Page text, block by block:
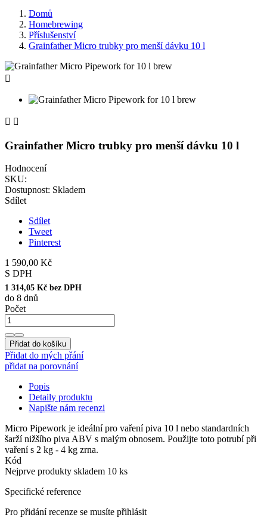
Domů
Homebrewing
Příslušenství
Grainfather Micro trubky pro menší dávku 10 l

 
Grainfather Micro trubky pro menší dávku 10 l
Hodnocení
SKU:
Dostupnost: Skladem
Sdílet
Sdílet
Tweet
Pinterest
1 590,00 Kč
S DPH
1 314,05 Kč bez DPH
do 8 dnů
Počet
Přidat do košíku
Přidat do mých přání
přidat na porovnání
Popis
Detaily produktu
Napište nám recenzi
Micro Pipework je ideální pro vaření piva 10 l nebo standardních
šarží nižšího piva ABV s malým obnosem. Použijte toto potrubí při
vaření s 2 kg - 4 kg zrna.
Kód
Nejprve produkty skladem 10 ks
Specifické reference
Pro přidání recenze se musíte přihlásit